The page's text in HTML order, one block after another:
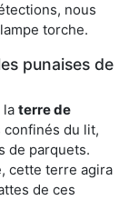
nous
torche.
punaises de
la terre de
confinés du lit,
de parquets.
cette terre agira
de ces